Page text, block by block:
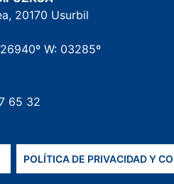
20170 Usurbil
W: 03285º
65 32
POLÍTICA DE PRIVACIDAD Y